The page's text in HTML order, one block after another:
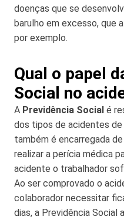
doenças que se
barulho em excesso, que
por exemplo.
Qual o papel
Social no
A Previdência Social é
dos tipos de acidentes
também é encarregada
realizar a perícia médica
acidente o trabalhador
Ao ser comprovado o
colaborador necessitar
dias, a Previdência Social